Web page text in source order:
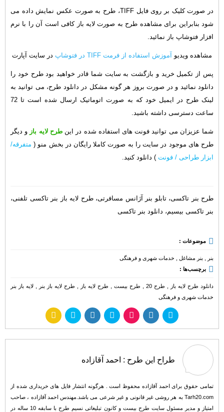
در صورت کلیک بر روی فایل TIFF، طرح به صورت عکس نمایش داده می
شود بنابراین برای مشاهده طرح به صورت لایه باز کافی است آن را با نرم
افزار فتوشاپ باز نمائید.
مشاهده ویدیو آموزش استفاده از فرمت TIFF در فتوشاپ در سایت آپارت
پس از تکمیل خرید و بازگشت به سایت شما قادر خواهید بود طرح خود را
دانلود نمائید و در صورت بروز هر گونه مشکل در دانلود طرح، می توانید به
لینک طرح در ایمیل خود که به صورت اتوماتیک ارسال شده است تا 72
ساعت دسترسی داشته باشید.
شما عزیزان می توانید فونت های استفاده شده در اینطرح لایه باز و دیگر
طرح های موجود در سایت را به صورت کاملا رایگان در بخش منو ( متفرقه/
ابزار طراحی / فونت ) دانلود کنید.
طرح بنر تاکسی، تابلو بنر آژانس مسافرتی، طرح لایه باز بنر تاکسی تلفنی،
بنر تاکسی بیسیم، دانلود بنر تاکسی
موضوعات :
بنر , بنر مشاغل , خدمات شهری و فرهنگی
برچسب‌ها :
دانلود طرح لایه باز , طرح 20 , طرح بیست , طرح لایه باز , طرح لایه باز بنر , لایه باز بنر
خدمات شهری و فرهنگی
طراح این طرح : احمد آقازاده
تمامی حقوق برای احمد آقازاده محفوظ است . هرگونه انتشار فایل های خریداری شده از
Tarh20.com به هر روشی غیر قانونی و غیر شرعی می باشد.مهندس احمد آقازاده ، صاحب
امتیاز و مدیر مسئول سایت طرح بیست و کانون تبلیغاتی نسیم طرح با سابقه 10 ساله در